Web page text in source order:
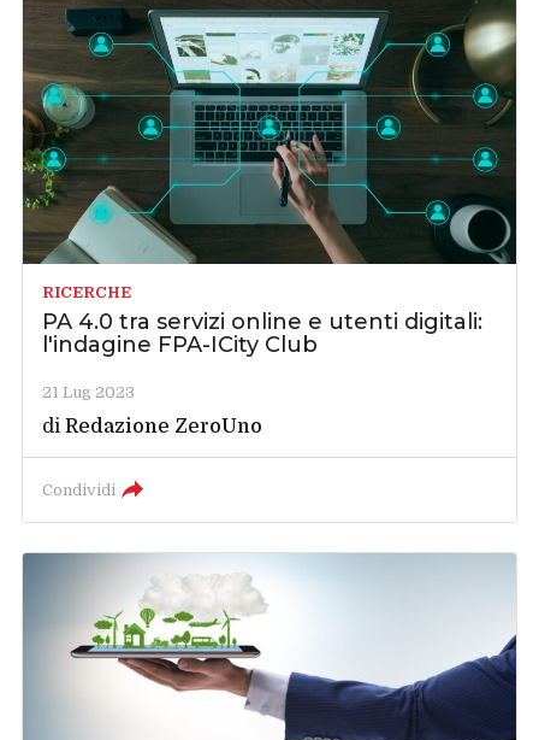
RICERCHE
PA 4.0 tra servizi online e utenti digitali:
l'indagine FPA-ICity Club
21 Lug 2023
diRedazione ZeroUno
Condividi